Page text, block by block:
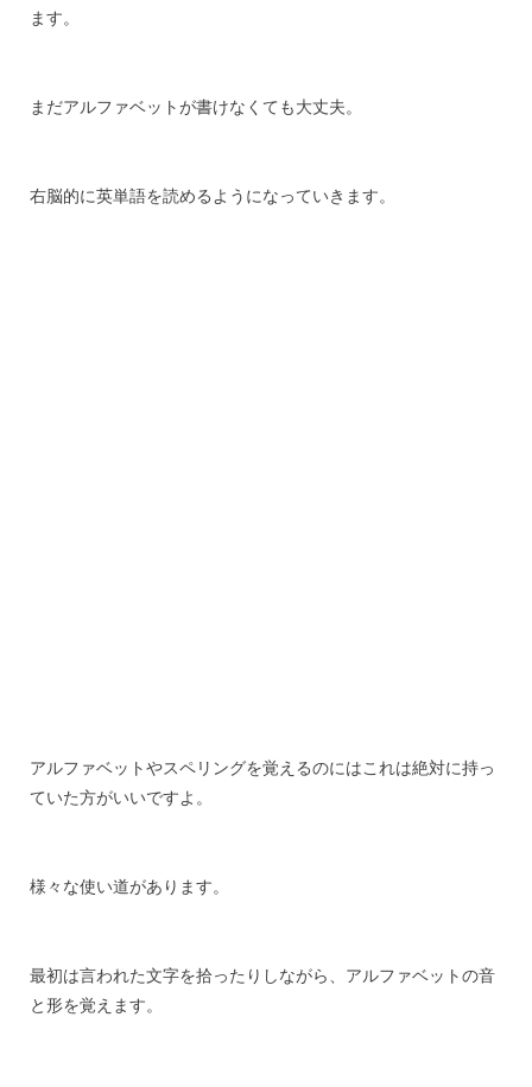
ます。
まだアルファベットが書けなくても大丈夫。
右脳的に英単語を読めるようになっていきます。
アルファベットやスペリングを覚えるのにはこれは絶対に持っ
ていた方がいいですよ。
様々な使い道があります。
最初は言われた文字を拾ったりしながら、アルファベットの音
と形を覚えます。